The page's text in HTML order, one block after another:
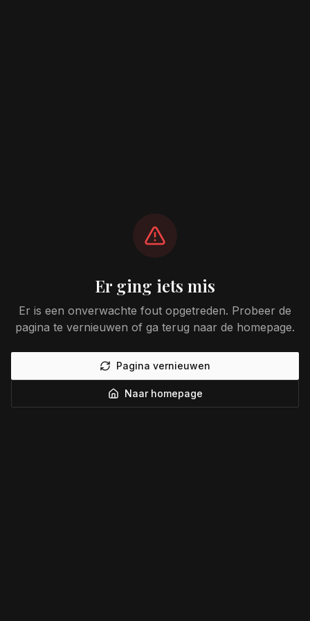
Er ging iets mis
Er is een onverwachte fout opgetreden. Probeer de
pagina te vernieuwen of ga terug naar de homepage.
Pagina vernieuwen
Naar homepage